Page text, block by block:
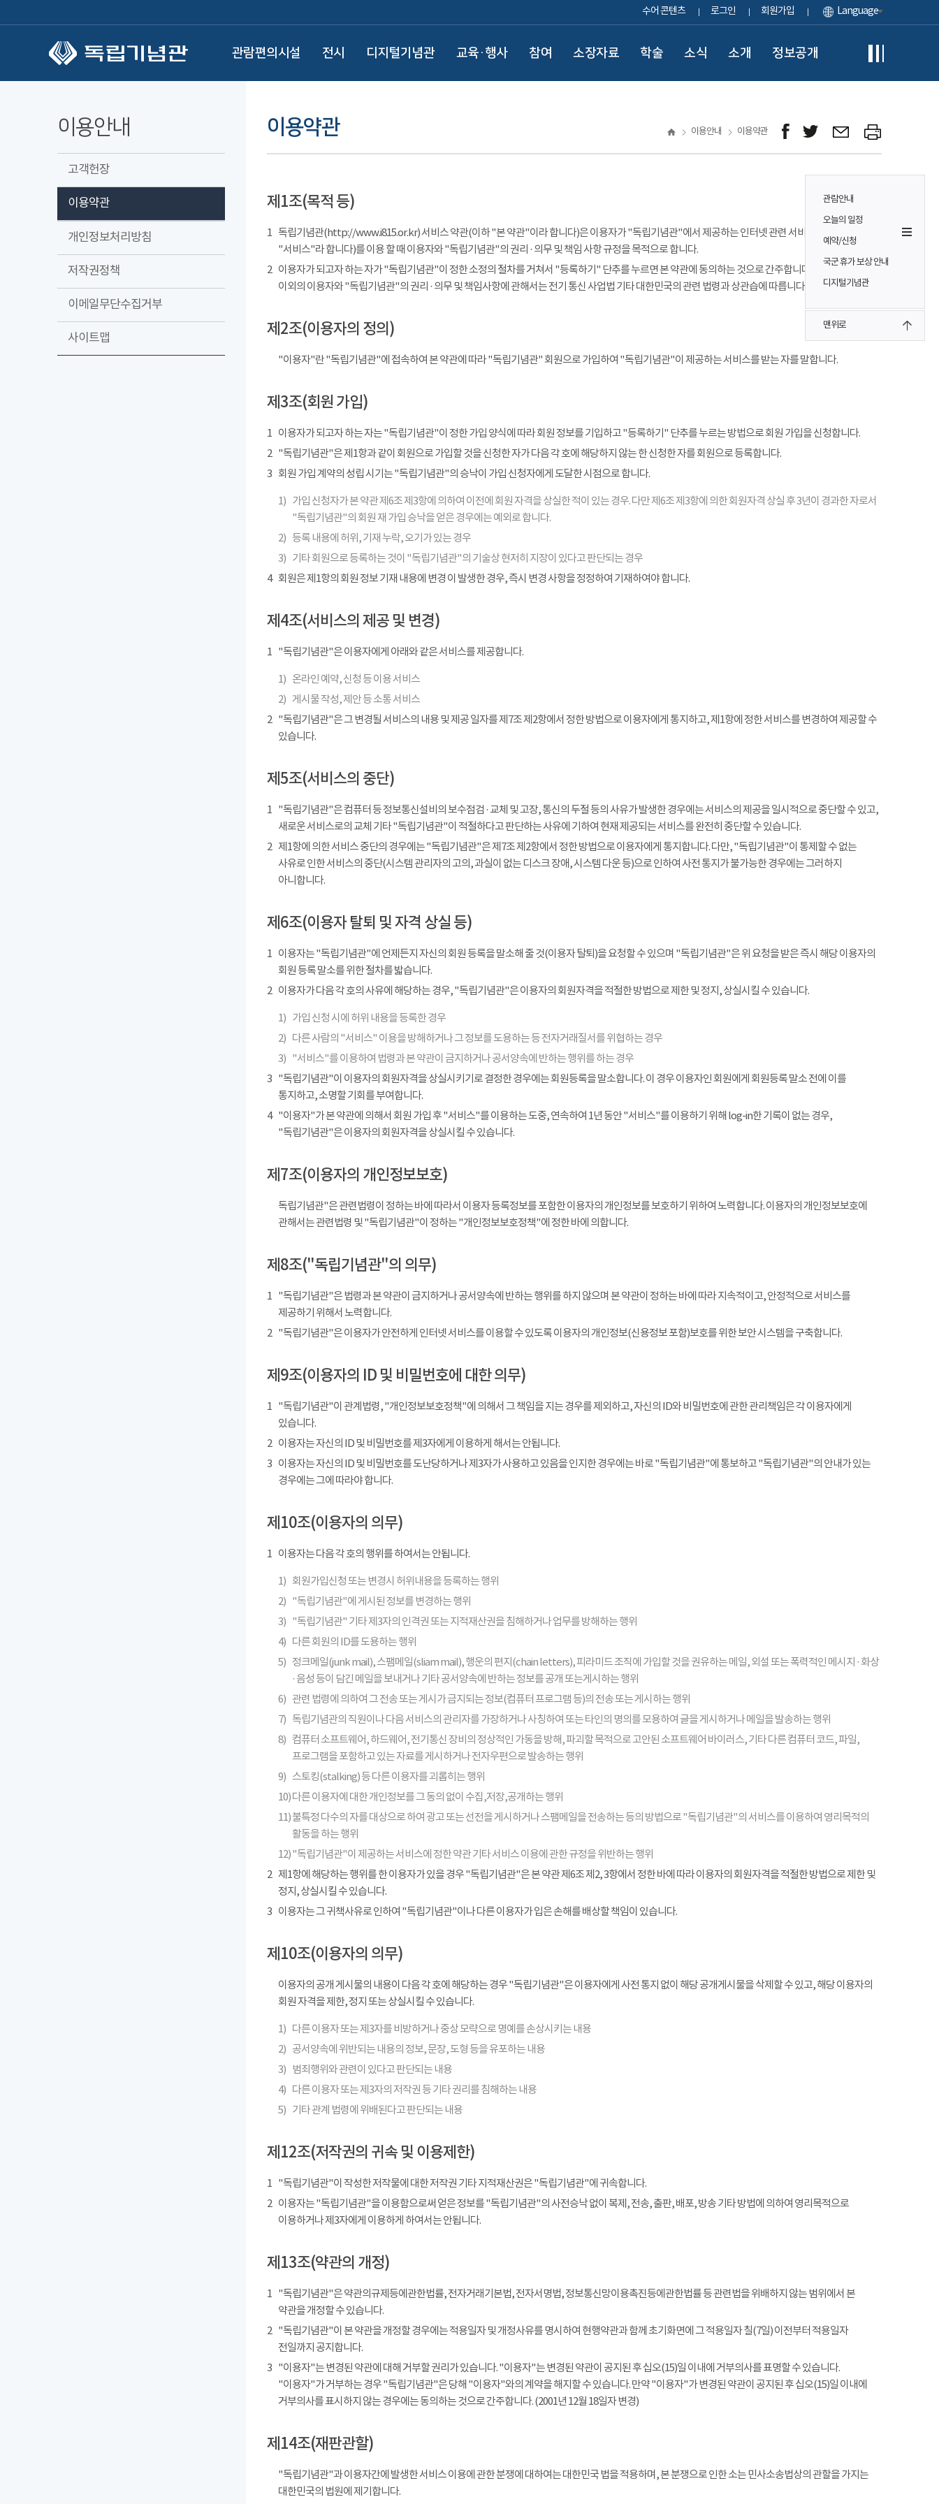
수어 콘텐츠 로그인 회원가입 Language
관람편의시설 전시 디지털기념관 교육·행사 참여 소장자료 학술 소식 소개 정보공개
관람안내
오늘의 일정
예약/신청
국군 휴가 보상 안내
디지털기념관
맨위로
이용안내
고객헌장
이용약관
개인정보처리방침
저작권정책
이메일무단수집거부
사이트맵
이용약관 이용안내 이용약관
제1조(목적 등)
1 독립기념관(http://www.i815.or.kr) 서비스 약관(이하 "본 약관"이라 합니다)은 이용자가 "독립기념관"에서 제공하는 인터넷 관련 서비스(이하
"서비스"라 합니다)를 이용 할 때 이용자와 "독립기념관"의 권리 · 의무 및 책임 사항 규정을 목적으로 합니다.
2 이용자가 되고자 하는 자가 "독립기념관"이 정한 소정의 절차를 거쳐서 "등록하기" 단추를 누르면 본 약관에 동의하는 것으로 간주합니다. 본 약관에 정하는
이외의 이용자와 "독립기념관"의 권리 · 의무 및 책임사항에 관해서는 전기 통신 사업법 기타 대한민국의 관련 법령과 상관습에 따릅니다.
제2조(이용자의 정의)
"이용자"란 "독립기념관"에 접속하여 본 약관에 따라 "독립기념관" 회원으로 가입하여 "독립기념관"이 제공하는 서비스를 받는 자를 말합니다.
제3조(회원 가입)
1 이용자가 되고자 하는 자는 "독립기념관"이 정한 가입 양식에 따라 회원 정보를 기입하고 "등록하기" 단추를 누르는 방법으로 회원 가입을 신청합니다.
2 "독립기념관"은 제1항과 같이 회원으로 가입할 것을 신청한 자가 다음 각 호에 해당하지 않는 한 신청한 자를 회원으로 등록합니다.
3 회원 가입 계약의 성립 시기는 "독립기념관"의 승낙이 가입 신청자에게 도달한 시점으로 합니다.
1) 가입 신청자가 본 약관 제6조 제3항에 의하여 이전에 회원 자격을 상실한 적이 있는 경우. 다만 제6조 제3항에 의한 회원자격 상실 후 3년이 경과한 자로서
"독립기념관"의 회원 재 가입 승낙을 얻은 경우에는 예외로 합니다.
2) 등록 내용에 허위, 기재 누락, 오기가 있는 경우
3) 기타 회원으로 등록하는 것이 "독립기념관"의 기술상 현저히 지장이 있다고 판단되는 경우
4
회원은 제1항의 회원 정보 기재 내용에 변경 이 발생한 경우, 즉시 변경 사항을 정정하여 기재하여야 합니다.
제4조(서비스의 제공 및 변경)
1 "독립기념관"은 이용자에게 아래와 같은 서비스를 제공합니다.
1) 온라인 예약, 신청 등 이용 서비스
2) 게시물 작성, 제안 등 소통 서비스
2 "독립기념관"은 그 변경될 서비스의 내용 및 제공 일자를 제7조 제2항에서 정한 방법으로 이용자에게 통지하고, 제1항에 정한 서비스를 변경하여 제공할 수
있습니다.
제5조(서비스의 중단)
1 "독립기념관"은 컴퓨터 등 정보통신설비의 보수점검 · 교체 및 고장, 통신의 두절 등의 사유가 발생한 경우에는 서비스의 제공을 일시적으로 중단할 수 있고,
새로운 서비스로의 교체 기타 "독립기념관"이 적절하다고 판단하는 사유에 기하여 현재 제공되는 서비스를 완전히 중단할 수 있습니다.
2 제1항에 의한 서비스 중단의 경우에는 "독립기념관"은 제7조 제2항에서 정한 방법으로 이용자에게 통지합니다. 다만, "독립기념관"이 통제할 수 없는
사유로 인한 서비스의 중단(시스템 관리자의 고의, 과실이 없는 디스크 장애, 시스템 다운 등)으로 인하여 사전 통지가 불가능한 경우에는 그러하지
아니합니다.
제6조(이용자 탈퇴 및 자격 상실 등)
1 이용자는 "독립기념관"에 언제든지 자신의 회원 등록을 말소해 줄 것(이용자 탈퇴)을 요청할 수 있으며 "독립기념관"은 위 요청을 받은 즉시 해당 이용자의
회원 등록 말소를 위한 절차를 밟습니다.
2 이용자가 다음 각 호의 사유에 해당하는 경우, "독립기념관"은 이용자의 회원자격을 적절한 방법으로 제한 및 정지, 상실시킬 수 있습니다.
1) 가입 신청 시에 허위 내용을 등록한 경우
2) 다른 사람의 "서비스" 이용을 방해하거나 그 정보를 도용하는 등 전자거래질서를 위협하는 경우
3) "서비스"를 이용하여 법령과 본 약관이 금지하거나 공서양속에 반하는 행위를 하는 경우
3 "독립기념관"이 이용자의 회원자격을 상실시키기로 결정한 경우에는 회원등록을 말소합니다. 이 경우 이용자인 회원에게 회원등록 말소 전에 이를
통지하고, 소명할 기회를 부여합니다.
4
"이용자"가 본 약관에 의해서 회원 가입 후 "서비스"를 이용하는 도중, 연속하여 1년 동안 "서비스"를 이용하기 위해 log-in한 기록이 없는 경우,
"독립기념관"은 이용자의 회원자격을 상실시킬 수 있습니다.
제7조(이용자의 개인정보보호)
독립기념관"은 관련법령이 정하는 바에 따라서 이용자 등록정보를 포함한 이용자의 개인정보를 보호하기 위하여 노력합니다. 이용자의 개인정보보호에
관해서는 관련법령 및 "독립기념관"이 정하는 "개인정보보호정책"에 정한 바에 의합니다.
제8조("독립기념관"의 의무)
1 "독립기념관"은 법령과 본 약관이 금지하거나 공서양속에 반하는 행위를 하지 않으며 본 약관이 정하는 바에 따라 지속적이고, 안정적으로 서비스를
제공하기 위해서 노력합니다.
2 "독립기념관"은 이용자가 안전하게 인터넷 서비스를 이용할 수 있도록 이용자의 개인정보(신용정보 포함)보호를 위한 보안 시스템을 구축합니다.
제9조(이용자의 ID 및 비밀번호에 대한 의무)
1 "독립기념관"이 관계법령, "개인정보보호정책"에 의해서 그 책임을 지는 경우를 제외하고, 자신의 ID와 비밀번호에 관한 관리책임은 각 이용자에게
있습니다.
2 이용자는 자신의 ID 및 비밀번호를 제3자에게 이용하게 해서는 안됩니다.
3 이용자는 자신의 ID 및 비밀번호를 도난당하거나 제3자가 사용하고 있음을 인지한 경우에는 바로 "독립기념관"에 통보하고 "독립기념관"의 안내가 있는
경우에는 그에 따라야 합니다.
제10조(이용자의 의무)
1 이용자는 다음 각 호의 행위를 하여서는 안됩니다.
1) 회원가입신청 또는 변경시 허위내용을 등록하는 행위
2) "독립기념관"에 게시된 정보를 변경하는 행위
3) "독립기념관" 기타 제3자의 인격권 또는 지적재산권을 침해하거나 업무를 방해하는 행위
4) 다른 회원의 ID를 도용하는 행위
5) 정크메일(junk mail), 스팸메일(sliam mail), 행운의 편지(chain letters), 피라미드 조직에 가입할 것을 권유하는 메일, 외설 또는 폭력적인 메시지 · 화상
· 음성 등이 담긴 메일을 보내거나 기타 공서양속에 반하는 정보를 공개 또는게시하는 행위
6) 관련 법령에 의하여 그 전송 또는 게시가 금지되는 정보(컴퓨터 프로그램 등)의 전송 또는 게시하는 행위
7) 독립기념관의 직원이나 다음 서비스의 관리자를 가장하거나 사칭하여 또는 타인의 명의를 모용하여 글을 게시하거나 메일을 발송하는 행위
8) 컴퓨터 소프트웨어, 하드웨어, 전기통신 장비의 정상적인 가동을 방해, 파괴할 목적으로 고안된 소프트웨어 바이러스, 기타 다른 컴퓨터 코드, 파일,
프로그램을 포함하고 있는 자료를 게시하거나 전자우편으로 발송하는 행위
9) 스토킹(stalking) 등 다른 이용자를 괴롭히는 행위
10)다른 이용자에 대한 개인정보를 그 동의 없이 수집,저장,공개하는 행위
11)불특정 다수의 자를 대상으로 하여 광고 또는 선전을 게시하거나 스팸메일을 전송하는 등의 방법으로 "독립기념관"의 서비스를 이용하여 영리목적의
활동을 하는 행위
12)"독립기념관"이 제공하는 서비스에 정한 약관 기타 서비스 이용에 관한 규정을 위반하는 행위
2 제1항에 해당하는 행위를 한 이용자가 있을 경우 "독립기념관"은 본 약관 제6조 제2, 3항에서 정한 바에 따라 이용자의 회원자격을 적절한 방법으로 제한 및
정지, 상실시킬 수 있습니다.
3 이용자는 그 귀책사유로 인하여 "독립기념관"이나 다른 이용자가 입은 손해를 배상할 책임이 있습니다.
제10조(이용자의 의무)
이용자의 공개 게시물의 내용이 다음 각 호에 해당하는 경우 "독립기념관"은 이용자에게 사전 통지 없이 해당 공개게시물을 삭제할 수 있고, 해당 이용자의
회원 자격을 제한, 정지 또는 상실시킬 수 있습니다.
1) 다른 이용자 또는 제3자를 비방하거나 중상 모략으로 명예를 손상시키는 내용
2) 공서양속에 위반되는 내용의 정보, 문장, 도형 등을 유포하는 내용
3)
범죄행위와 관련이 있다고 판단되는 내용
4) 다른 이용자 또는 제3자의 저작권 등 기타 권리를 침해하는 내용
5) 기타 관계 법령에 위배된다고 판단되는 내용
제12조(저작권의 귀속 및 이용제한)
1 "독립기념관"이 작성한 저작물에 대한 저작권 기타 지적재산권은 "독립기념관"에 귀속합니다.
2 이용자는 "독립기념관"을 이용함으로써 얻은 정보를 "독립기념관"의 사전승낙 없이 복제, 전송, 출판, 배포, 방송 기타 방법에 의하여 영리목적으로
이용하거나 제3자에게 이용하게 하여서는 안됩니다.
제13조(약관의 개정)
1 "독립기념관"은 약관의규제등에관한법률, 전자거래기본법, 전자서명법, 정보통신망이용촉진등에관한법률 등 관련법을 위배하지 않는 범위에서 본
약관을 개정할 수 있습니다.
2 "독립기념관"이 본 약관을 개정할 경우에는 적용일자 및 개정사유를 명시하여 현행약관과 함께 초기화면에 그 적용일자 칠(7일) 이전부터 적용일자
전일까지 공지합니다.
3 "이용자"는 변경된 약관에 대해 거부할 권리가 있습니다. "이용자"는 변경된 약관이 공지된 후 십오(15)일 이내에 거부의사를 표명할 수 있습니다.
"이용자"가 거부하는 경우 "독립기념관"은 당해 "이용자"와의 계약을 해지할 수 있습니다. 만약 "이용자"가 변경된 약관이 공지된 후 십오(15)일 이내에
거부의사를 표시하지 않는 경우에는 동의하는 것으로 간주합니다. (2001년 12월 18일자 변경)
제14조(재판관할)
"독립기념관"과 이용자간에 발생한 서비스 이용에 관한 분쟁에 대하여는 대한민국 법을 적용하며, 본 분쟁으로 인한 소는 민사소송법상의 관할을 가지는
대한민국의 법원에 제기합니다.